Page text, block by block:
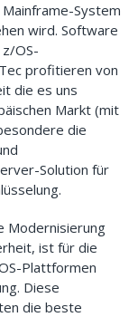
System
wird. Software
OS-
profitieren von
die es uns
Markt (mit
die
Solution für
Modernisierung
ist für die
Plattformen
Diese
die beste